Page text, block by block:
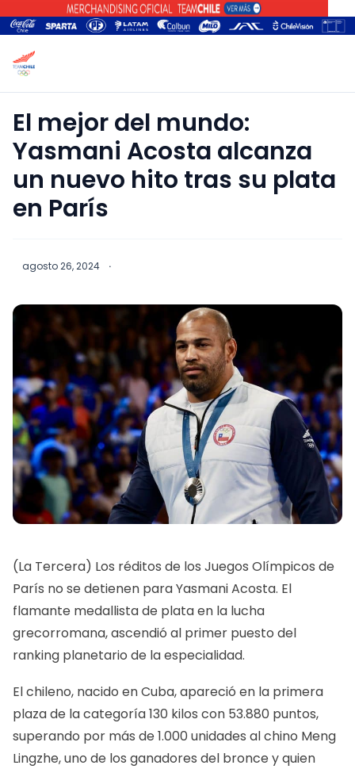
El mejor del mundo:
Yasmani Acosta alcanza
un nuevo hito tras su plata
en París
agosto 26, 2024 ·
(La Tercera) Los réditos de los Juegos Olímpicos de
París no se detienen para Yasmani Acosta. El
flamante medallista de plata en la lucha
grecorromana, ascendió al primer puesto del
ranking planetario de la especialidad.
El chileno, nacido en Cuba, apareció en la primera
plaza de la categoría 130 kilos con 53.880 puntos,
superando por más de 1.000 unidades al chino Meng
Lingzhe, uno de los ganadores del bronce y quien